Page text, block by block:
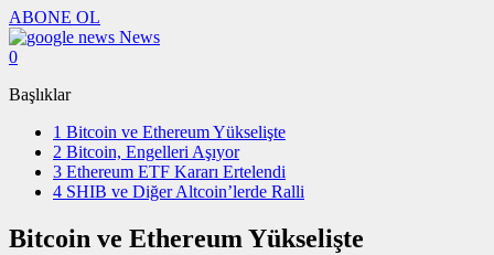
ABONE OL
News
0
Başlıklar
1 Bitcoin ve Ethereum Yükselişte
2 Bitcoin, Engelleri Aşıyor
3 Ethereum ETF Kararı Ertelendi
4 SHIB ve Diğer Altcoin’lerde Ralli
Bitcoin ve Ethereum Yükselişte